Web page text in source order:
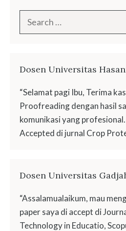
Dosen Universitas
“Selamat pagi Ibu, Terima
Proofreading dengan hasil
komunikasi yang
Accepted di jurnal Crop
Dosen Universitas
“Assalamualaikum, mau
paper saya di accept di
Technology in Educatio,